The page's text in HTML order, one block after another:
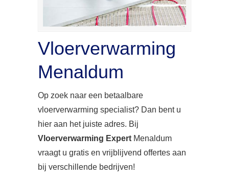
Vloerverwarming
Menaldum
Op zoek naar een betaalbare
vloerverwarming specialist? Dan bent u
hier aan het juiste adres. Bij
Vloerverwarming Expert Menaldum
vraagt u gratis en vrijblijvend offertes aan
bij verschillende bedrijven!